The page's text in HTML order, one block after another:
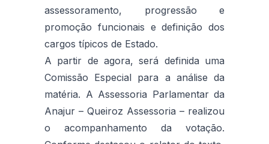
assessoramento, progressão e
promoção funcionais e definição dos
cargos típicos de Estado.
A partir de agora, será definida uma
Comissão Especial para a análise da
matéria. A Assessoria Parlamentar da
Anajur – Queiroz Assessoria – realizou
o acompanhamento da votação.